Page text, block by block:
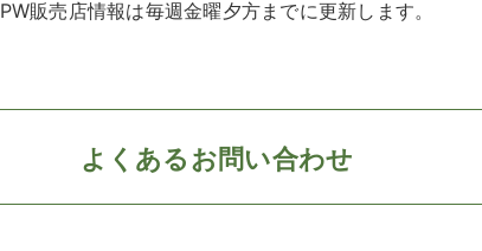
PW販売店情報は毎週金曜夕方までに更新します。
よくあるお問い合わせ